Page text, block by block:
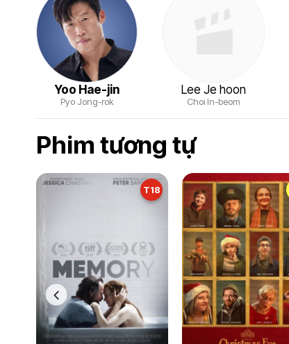
Yoo Hae-jin
Pyo Jong-rok
Lee Je hoon
Choi In-beom
Phim tương tự
T18